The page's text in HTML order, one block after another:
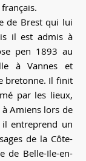
de Brest qui lui
il est admis à
pen 1893 au
à Vannes et
bretonne. Il finit
par les lieux,
à Amiens lors de
entreprend un
de la Côte-
de Belle-Ile-en-